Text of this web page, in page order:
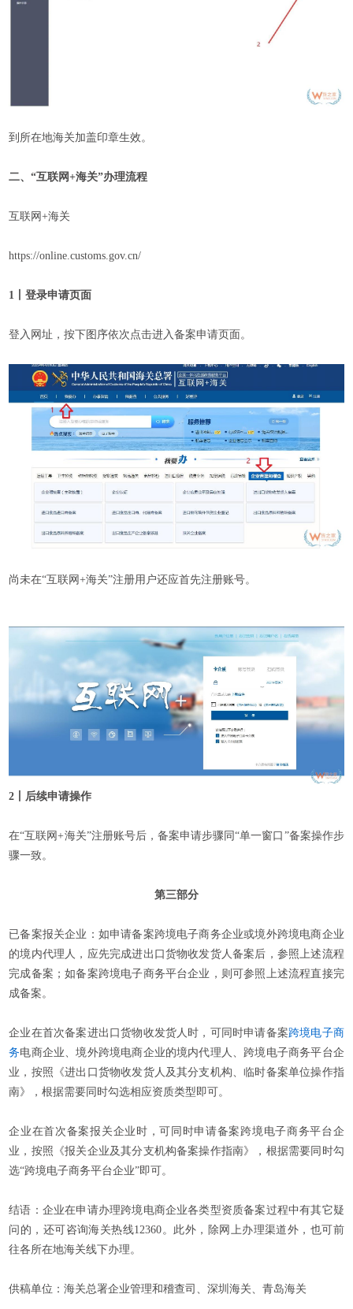
到所在地海关加盖印章生效。
二、“互联网+海关”办理流程
互联网+海关
https://online.customs.gov.cn/
1丨登录申请页面
登入网址，按下图序依次点击进入备案申请页面。
尚未在“互联网+海关”注册用户还应首先注册账号。
2丨后续申请操作
在“互联网+海关”注册账号后，备案申请步骤同“单一窗口”备案操作步
骤一致。
第三部分
已备案报关企业：如申请备案跨境电子商务企业或境外跨境电商企业
的境内代理人，应先完成进出口货物收发货人备案后，参照上述流程
完成备案；如备案跨境电子商务平台企业，则可参照上述流程直接完
成备案。
企业在首次备案进出口货物收发货人时，可同时申请备案跨境电子商
务电商企业、境外跨境电商企业的境内代理人、跨境电子商务平台企
业，按照《进出口货物收发货人及其分支机构、临时备案单位操作指
南》，根据需要同时勾选相应资质类型即可。
企业在首次备案报关企业时，可同时申请备案跨境电子商务平台企
业，按照《报关企业及其分支机构备案操作指南》，根据需要同时勾
选“跨境电子商务平台企业”即可。
结语：企业在申请办理跨境电商企业各类型资质备案过程中有其它疑
问的，还可咨询海关热线12360。此外，除网上办理渠道外，也可前
往各所在地海关线下办理。
供稿单位：海关总署企业管理和稽查司、深圳海关、青岛海关